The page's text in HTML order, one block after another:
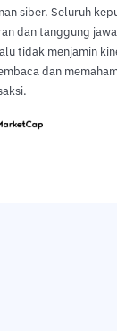
siber. Seluruh
dan tanggung
tidak menjamin
dan